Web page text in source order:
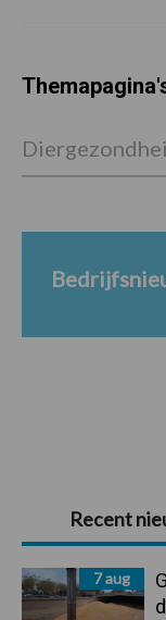
Primaire
Sidebar
Recent
7 aug